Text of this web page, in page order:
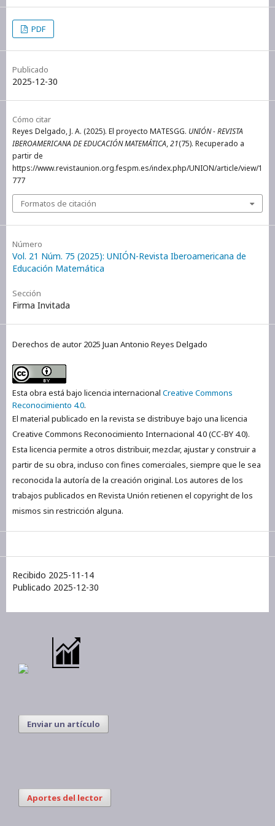
PDF
Publicado
2025-12-30
Cómo citar
Reyes Delgado, J. A. (2025). El proyecto MATESGG. UNIÓN - REVISTA
IBEROAMERICANA DE EDUCACIÓN MATEMÁTICA,21(75). Recuperado a
partir de
https://www.revistaunion.org.fespm.es/index.php/UNION/article/view/1
777
Formatos de citación
Número
Vol. 21 Núm. 75 (2025): UNIÓN-Revista Iberoamericana de
Educación Matemática
Sección
Firma Invitada
Derechos de autor 2025 Juan Antonio Reyes Delgado
Esta obra está bajo licencia internacional Creative Commons
Reconocimiento 4.0.
El material publicado en la revista se distribuye bajo una licencia
Creative Commons Reconocimiento Internacional 4.0 (CC-BY 4.0).
Esta licencia permite a otros distribuir, mezclar, ajustar y construir a
partir de su obra, incluso con fines comerciales, siempre que le sea
reconocida la autoría de la creación original. Los autores de los
trabajos publicados en Revista Unión retienen el copyright de los
mismos sin restricción alguna.
Recibido 2025-11-14
Publicado 2025-12-30
Enviar un artículo
Aportes del lector